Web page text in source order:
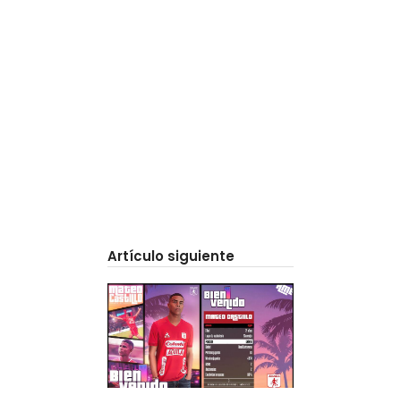
Artículo siguiente